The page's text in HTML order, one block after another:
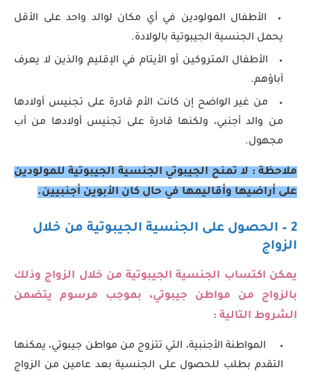
الأطفال المولودين في أي مكان لوالد واحد على الأقل
يحمل الجنسية الجيبوتية بالولادة.
الأطفال المتروكين أو الأيتام في الإقليم والذين لا يعرف
آباؤهم.
من غير الواضح إن كانت الأم قادرة على تجنيس أولادها
من والد أجنبي، ولكنها قادرة على تجنيس أولادها من أب
مجهول.
ملاحظة : لا تمنح الجيبوتي الجنسية الجيبوتية للمولودين
على أراضيها وأقاليمها في حال كان الأبوين أجنبيين.
2 – الحصول على الجنسية الجيبوتية من خلال
الزواج
يمكن اكتساب الجنسية الجيبوتية من خلال الزواج وذلك
بالزواج من مواطن جيبوتي، بموجب مرسوم يتضمن
الشروط التالية :
المواطنة الأجنبية، التي تتزوج من مواطن جيبوتي، يمكنها
التقدم بطلب للحصول على الجنسية بعد عامين من الزواج